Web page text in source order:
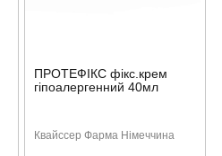
ПРОТЕФІКС фікс.крем
гіпоалергенний 40мл
Квайссер Фарма Німеччина